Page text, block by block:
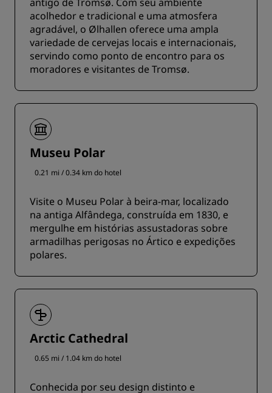
acolhedor e tradicional e uma atmosfera
agradável, o Ølhallen oferece uma ampla
variedade de cervejas locais e internacionais,
servindo como ponto de encontro para os
moradores e visitantes de Tromsø.
Museu Polar
0.21 mi / 0.34 km do hotel
Visite o Museu Polar à beira-mar, localizado
na antiga Alfândega, construída em 1830, e
mergulhe em histórias assustadoras sobre
armadilhas perigosas no Ártico e expedições
polares.
Arctic Cathedral
0.65 mi / 1.04 km do hotel
Conhecida por seu design distinto e